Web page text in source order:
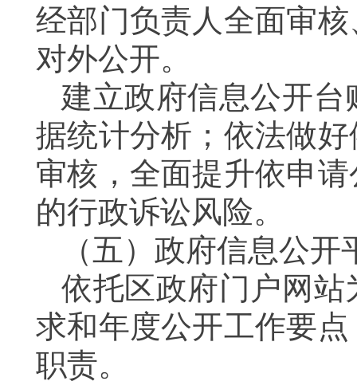
经部门负责人全面审
对外公开。
建立政府信息公开
据统计分析；依法做
审核，全面提升依申
的行政诉讼风险。
（五） 政府信息公开
依托区政府门户网
求和年度公开工作要
职责。